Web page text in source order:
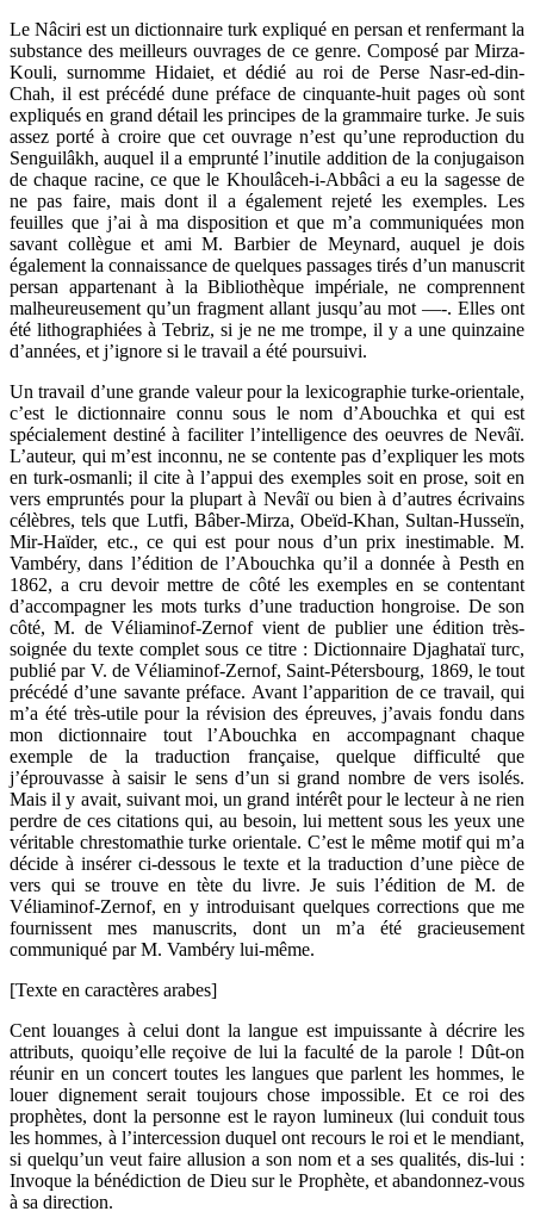
Le Nâciri est un dictionnaire turk expliqué en persan et renfermant la
substance des meilleurs ouvrages de ce genre. Composé par Mirza-
Kouli, surnomme Hidaiet, et dédié au roi de Perse Nasr-ed-din-
Chah, il est précédé dune préface de cinquante-huit pages où sont
expliqués en grand détail les principes de la grammaire turke. Je suis
assez porté à croire que cet ouvrage n’est qu’une reproduction du
Senguilâkh, auquel il a emprunté l’inutile addition de la conjugaison
de chaque racine, ce que le Khoulâceh-i-Abbâci a eu la sagesse de
ne pas faire, mais dont il a également rejeté les exemples. Les
feuilles que j’ai à ma disposition et que m’a communiquées mon
savant collègue et ami M. Barbier de Meynard, auquel je dois
également la connaissance de quelques passages tirés d’un manuscrit
persan appartenant à la Bibliothèque impériale, ne comprennent
malheureusement qu’un fragment allant jusqu’au mot —-. Elles ont
été lithographiées à Tebriz, si je ne me trompe, il y a une quinzaine
d’années, et j’ignore si le travail a été poursuivi.
Un travail d’une grande valeur pour la lexicographie turke-orientale,
c’est le dictionnaire connu sous le nom d’Abouchka et qui est
spécialement destiné à faciliter l’intelligence des oeuvres de Nevâï.
L’auteur, qui m’est inconnu, ne se contente pas d’expliquer les mots
en turk-osmanli; il cite à l’appui des exemples soit en prose, soit en
vers empruntés pour la plupart à Nevâï ou bien à d’autres écrivains
célèbres, tels que Lutfi, Bâber-Mirza, Obeïd-Khan, Sultan-Husseïn,
Mir-Haïder, etc., ce qui est pour nous d’un prix inestimable. M.
Vambéry, dans l’édition de l’Abouchka qu’il a donnée à Pesth en
1862, a cru devoir mettre de côté les exemples en se contentant
d’accompagner les mots turks d’une traduction hongroise. De son
côté, M. de Véliaminof-Zernof vient de publier une édition très-
soignée du texte complet sous ce titre : Dictionnaire Djaghataï turc,
publié par V. de Véliaminof-Zernof, Saint-Pétersbourg, 1869, le tout
précédé d’une savante préface. Avant l’apparition de ce travail, qui
m’a été très-utile pour la révision des épreuves, j’avais fondu dans
mon dictionnaire tout l’Abouchka en accompagnant chaque
exemple de la traduction française, quelque difficulté que
j’éprouvasse à saisir le sens d’un si grand nombre de vers isolés.
Mais il y avait, suivant moi, un grand intérêt pour le lecteur à ne rien
perdre de ces citations qui, au besoin, lui mettent sous les yeux une
véritable chrestomathie turke orientale. C’est le même motif qui m’a
décide à insérer ci-dessous le texte et la traduction d’une pièce de
vers qui se trouve en tète du livre. Je suis l’édition de M. de
Véliaminof-Zernof, en y introduisant quelques corrections que me
fournissent mes manuscrits, dont un m’a été gracieusement
communiqué par M. Vambéry lui-même.
[Texte en caractères arabes]
Cent louanges à celui dont la langue est impuissante à décrire les
attributs, quoiqu’elle reçoive de lui la faculté de la parole ! Dût-on
réunir en un concert toutes les langues que parlent les hommes, le
louer dignement serait toujours chose impossible. Et ce roi des
prophètes, dont la personne est le rayon lumineux (lui conduit tous
les hommes, à l’intercession duquel ont recours le roi et le mendiant,
si quelqu’un veut faire allusion a son nom et a ses qualités, dis-lui :
Invoque la bénédiction de Dieu sur le Prophète, et abandonnez-vous
à sa direction.